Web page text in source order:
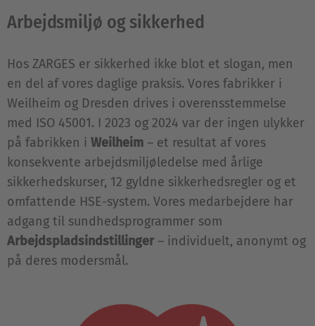
Arbejdsmiljø og sikkerhed
Hos ZARGES er sikkerhed ikke blot et slogan, men
en del af vores daglige praksis. Vores fabrikker i
Weilheim og Dresden drives i overensstemmelse
med ISO 45001. I 2023 og 2024 var der ingen ulykker
på fabrikken i Weilheim – et resultat af vores
konsekvente arbejdsmiljøledelse med årlige
sikkerhedskurser, 12 gyldne sikkerhedsregler og et
omfattende HSE-system. Vores medarbejdere har
adgang til sundhedsprogrammer som
Arbejdspladsindstillinger– individuelt, anonymt og
på deres modersmål.